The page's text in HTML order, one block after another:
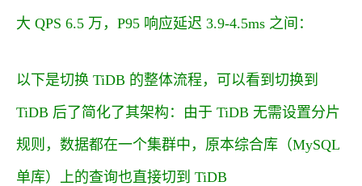
大 QPS 6.5 万，P95 响应延迟 3.9-4.5ms 之间：
以下是切换 TiDB 的整体流程，可以看到切换到
TiDB 后了简化了其架构：由于 TiDB 无需设置分片
规则，数据都在一个集群中，原本综合库（MySQL
单库）上的查询也直接切到 TiDB